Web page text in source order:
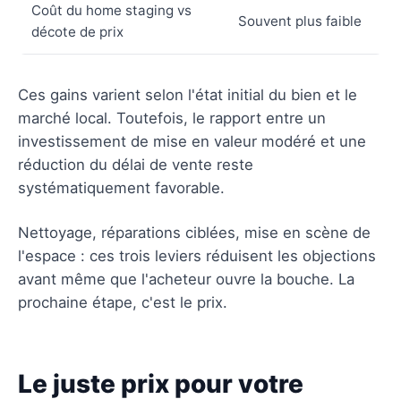
Coût du home staging vs
décote de prix
Souvent plus faible
Ces gains varient selon l'état initial du bien et le
marché local. Toutefois, le rapport entre un
investissement de mise en valeur modéré et une
réduction du délai de vente reste
systématiquement favorable.
Nettoyage, réparations ciblées, mise en scène de
l'espace : ces trois leviers réduisent les objections
avant même que l'acheteur ouvre la bouche. La
prochaine étape, c'est le prix.
Le juste prix pour votre